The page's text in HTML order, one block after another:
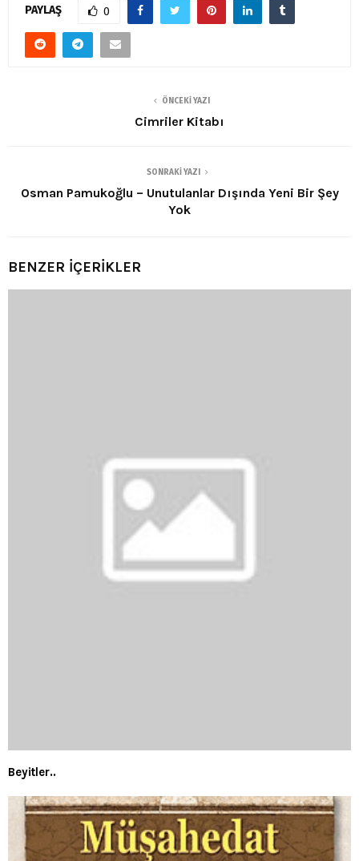
PAYLAŞ 0
ÖNCEKI YAZI
Cimriler Kitabı
SONRAKI YAZI
Osman Pamukoğlu – Unutulanlar Dışında Yeni Bir Şey
Yok
BENZER İÇERİKLER
Beyitler..